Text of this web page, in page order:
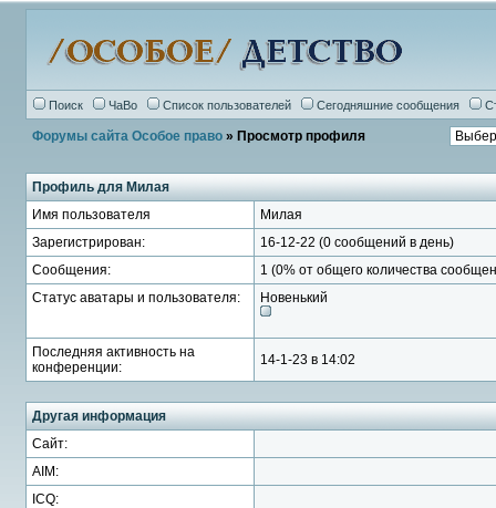
Поиск ЧаВо Список пользователей Сегодняшние сообщения
Форумы сайта Особое право» Просмотр профиля
Профиль для Милая
Имя пользователя
Милая
Зарегистрирован:
16-12-22 (0 сообщений в день)
Сообщения:
1 (0% от общего количества
Статус аватары и пользователя:
Новенький
Последняя активность на
конференции:
14-1-23 в 14:02
Другая информация
Сайт:
AIM:
ICQ: